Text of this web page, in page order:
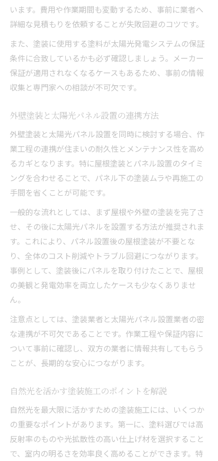
います。費用や作業期間も変動するため、事前に業者へ
詳細な見積もりを依頼することが失敗回避のコツです。
また、塗装に使用する塗料が太陽光発電システムの保証
条件に合致しているかも必ず確認しましょう。メーカー
保証が適用されなくなるケースもあるため、事前の情報
収集と専門家への相談が不可欠です。
外壁塗装と太陽光パネル設置の連携方法
外壁塗装と太陽光パネル設置を同時に検討する場合、作
業工程の連携が住まいの耐久性とメンテナンス性を高め
るカギとなります。特に屋根塗装とパネル設置のタイミ
ングを合わせることで、パネル下の塗装ムラや再施工の
手間を省くことが可能です。
一般的な流れとしては、まず屋根や外壁の塗装を完了さ
せ、その後に太陽光パネルを設置する方法が推奨されま
す。これにより、パネル設置後の屋根塗装が不要とな
り、全体のコスト削減やトラブル回避につながります。
事例として、塗装後にパネルを取り付けたことで、屋根
の美観と発電効率を両立したケースも少なくありませ
ん。
注意点としては、塗装業者と太陽光パネル設置業者の密
な連携が不可欠であることです。作業工程や保証内容に
ついて事前に確認し、双方の業者に情報共有してもらう
ことが、長期的な安心につながります。
自然光を活かす塗装施工のポイントを解説
自然光を最大限に活かすための塗装施工には、いくつか
の重要なポイントがあります。第一に、塗料選びでは高
反射率のものや光拡散性の高い仕上げ材を選択すること
で、室内の明るさを効率良く高めることができます。特